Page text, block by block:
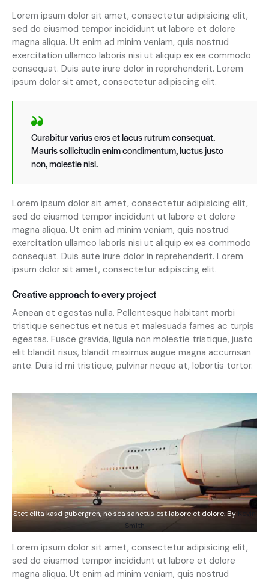
Lorem ipsum dolor sit amet, consectetur adipisicing elit,
sed do eiusmod tempor incididunt ut labore et dolore
magna aliqua. Ut enim ad minim veniam, quis nostrud
exercitation ullamco laboris nisi ut aliquip ex ea commodo
consequat. Duis aute irure dolor in reprehenderit. Lorem
ipsum dolor sit amet, consectetur adipiscing elit.
Curabitur varius eros et lacus rutrum consequat.
Mauris sollicitudin enim condimentum, luctus justo
non, molestie nisl.
Lorem ipsum dolor sit amet, consectetur adipisicing elit,
sed do eiusmod tempor incididunt ut labore et dolore
magna aliqua. Ut enim ad minim veniam, quis nostrud
exercitation ullamco laboris nisi ut aliquip ex ea commodo
consequat. Duis aute irure dolor in reprehenderit. Lorem
ipsum dolor sit amet, consectetur adipiscing elit.
Creative approach to every project
Aenean et egestas nulla. Pellentesque habitant morbi
tristique senectus et netus et malesuada fames ac turpis
egestas. Fusce gravida, ligula non molestie tristique, justo
elit blandit risus, blandit maximus augue magna accumsan
ante. Duis id mi tristique, pulvinar neque at, lobortis tortor.
Stet clita kasd gubergren, no sea sanctus est labore et dolore. By Kevin
Smith
Lorem ipsum dolor sit amet, consectetur adipisicing elit,
sed do eiusmod tempor incididunt ut labore et dolore
magna aliqua. Ut enim ad minim veniam, quis nostrud